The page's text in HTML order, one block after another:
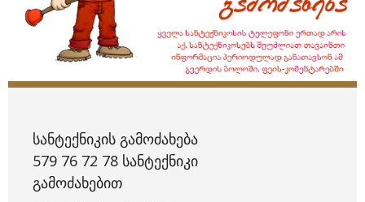
ᲡᲐᲜᲢᲔᲥᲜᲘᲙᲘᲡ ᲒᲐᲛᲝᲫᲐᲮᲔᲑᲐ
579 76 72 78 ᲡᲐᲜᲢᲔᲥᲜᲘᲙᲘ
ᲒᲐᲛᲝᲫᲐᲮᲔᲑᲘᲗ